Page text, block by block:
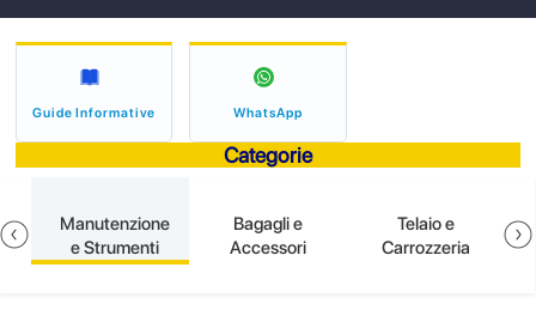
Guide Informative WhatsApp
Categorie
Manutenzione
e Strumenti
Bagagli e
Accessori
Telaio e
Carrozzeria